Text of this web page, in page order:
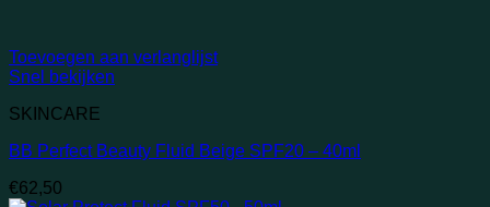
Toevoegen aan verlanglijst
Snel bekijken
SKINCARE
BB Perfect Beauty Fluid Beige SPF20 – 40ml
€62,50